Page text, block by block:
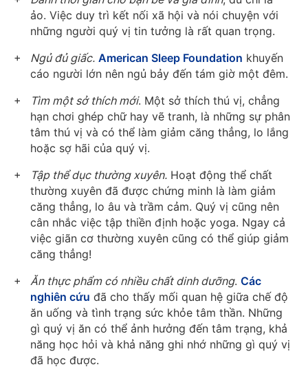
ảo. Việc duy trì kết nối xã hội và nói chuyện với
những người quý vị tin tưởng là rất quan trọng.
Ngủ đủ giấc. American Sleep Foundation khuyến
cáo người lớn nên ngủ bảy đến tám giờ một đêm.
Tìm một sở thích mới. Một sở thích thú vị, chẳng
hạn chơi ghép chữ hay vẽ tranh, là những sự phân
tâm thú vị và có thể làm giảm căng thẳng, lo lắng
hoặc sợ hãi của quý vị.
Tập thể dục thường xuyên. Hoạt động thể chất
thường xuyên đã được chứng minh là làm giảm
căng thẳng, lo âu và trầm cảm. Quý vị cũng nên
cân nhắc việc tập thiền định hoặc yoga. Ngay cả
việc giãn cơ thường xuyên cũng có thể giúp giảm
căng thẳng!
Ăn thực phẩm có nhiều chất dinh dưỡng. Các
nghiên cứu đã cho thấy mối quan hệ giữa chế độ
ăn uống và tình trạng sức khỏe tâm thần. Những
gì quý vị ăn có thể ảnh hưởng đến tâm trạng, khả
năng học hỏi và khả năng ghi nhớ những gì quý vị
đã học được.